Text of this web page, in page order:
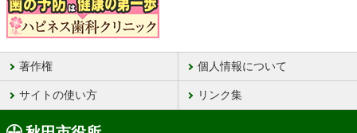
著作権 個人情報について
サイトの使い方 リンク集